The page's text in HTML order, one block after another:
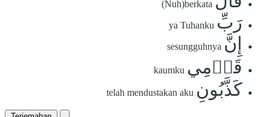
(Nuh)berkata
رَبِّ ya Tuhanku
إِنَّ sesungguhnya
قَوۡمِي kaumku
كَذَّبُونِ telah mendustakan aku